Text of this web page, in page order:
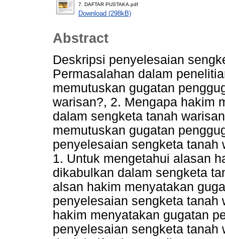
7. DAFTAR PUSTAKA.pdf
Download (298kB)
Abstract
Deskripsi penyelesaian
Permasalahan dalam
memutuskan gugatan
warisan?, 2. Mengapa hakim
dalam sengketa tanah
memutuskan gugatan
penyelesaian sengketa tanah
1. Untuk mengetahui alasan
dikabulkan dalam sengketa
alsan hakim menyatakan
penyelesaian sengketa tanah
hakim menyatakan gugatan
penyelesaian sengketa